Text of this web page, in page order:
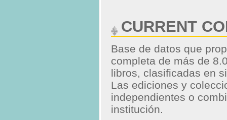
CURRENT
Base de datos que
completa de más de
libros, clasificadas en
Las ediciones y
independientes o
institución.